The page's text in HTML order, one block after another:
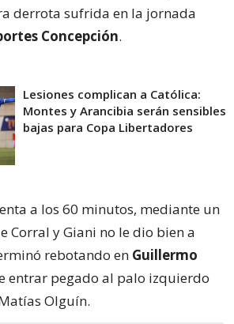
derrota sufrida en la jornada
Concepción.
Lesiones complican a Católica:
Montes y Arancibia serán sensibles
bajas para Copa Libertadores
a los 60 minutos, mediante un
Corral y Giani no le dio bien a
rebotando en Guillermo
entrar pegado al palo izquierdo
Olguín.